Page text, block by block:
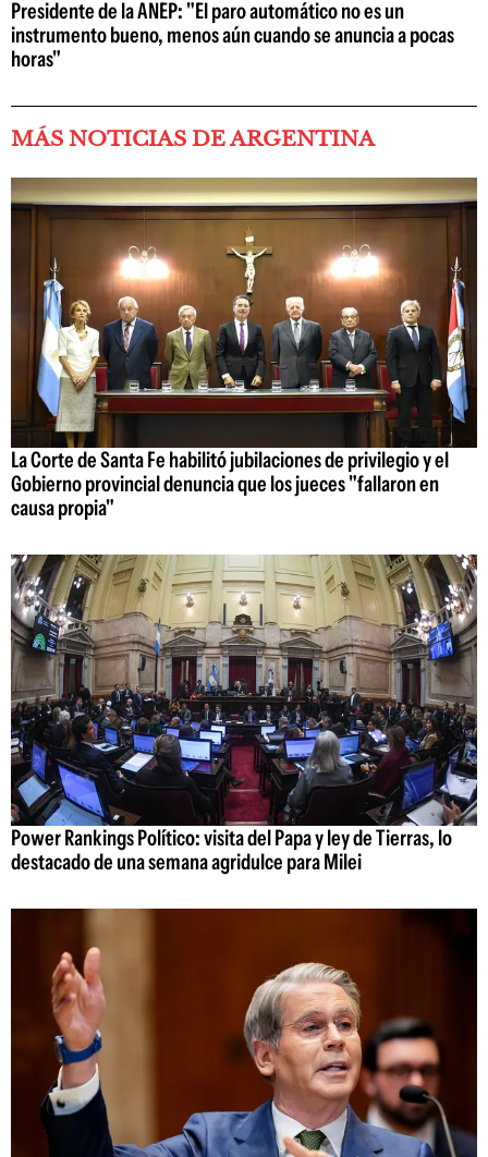
Presidente de la ANEP: "El paro automático no es un
instrumento bueno, menos aún cuando se anuncia a pocas
horas"
MÁS NOTICIAS DE ARGENTINA
La Corte de Santa Fe habilitó jubilaciones de privilegio y el
Gobierno provincial denuncia que los jueces "fallaron en
causa propia"
Power Rankings Político: visita del Papa y ley de Tierras, lo
destacado de una semana agridulce para Milei